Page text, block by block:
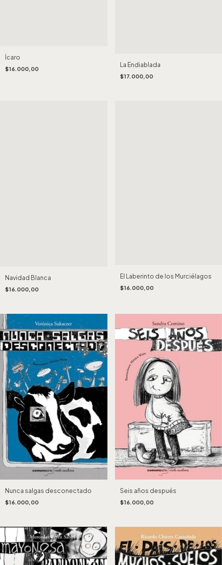
Ícaro
$16.000,00
La Endiablada
$17.000,00
Navidad Blanca
$16.000,00
El Laberinto de los Murciélagos
$16.000,00
Nunca salgas desconectado
$16.000,00
Seis años después
$16.000,00